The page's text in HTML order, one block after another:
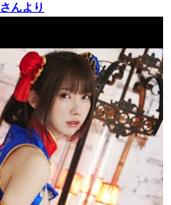
んより